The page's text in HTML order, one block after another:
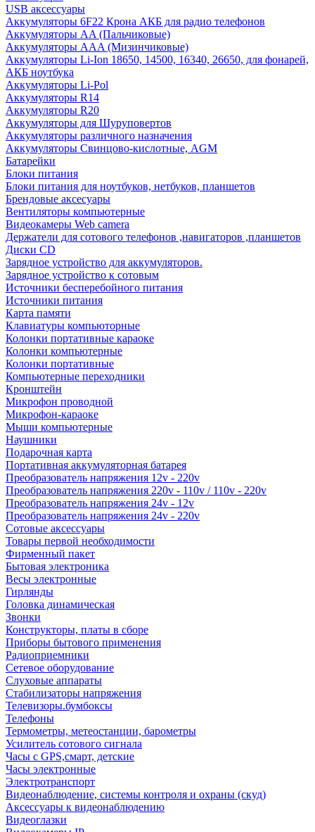
USB аксессуары
Аккумуляторы 6F22 Крона АКБ для радио телефонов
Аккумуляторы AA (Пальчиковые)
Аккумуляторы AAA (Мизинчиковые)
Аккумуляторы Li-Ion 18650, 14500, 16340, 26650, для фонарей,
АКБ ноутбука
Аккумуляторы Li-Pol
Аккумуляторы R14
Аккумуляторы R20
Аккумуляторы для Шуруповертов
Аккумуляторы различного назначения
Аккумуляторы Свинцово-кислотные, AGM
Батарейки
Блоки питания
Блоки питания для ноутбуков, нетбуков, планшетов
Брендовые аксесуары
Вентиляторы компьютерные
Видеокамеры Web camera
Держатели для сотового телефонов ,навигаторов ,планшетов
Диски CD
Зарядное устройство для аккумуляторов.
Зарядное устройство к сотовым
Источники бесперебойного питания
Источники питания
Карта памяти
Клавиатуры компьюторные
Колонки портативные караоке
Колонки компьютерные
Колонки портативные
Компьютерные переходники
Кронштейн
Микрофон проводной
Микрофон-караоке
Мыши компьютерные
Наушники
Подарочная карта
Портативная аккумуляторная батарея
Преобразователь напряжения 12v - 220v
Преобразователь напряжения 220v - 110v / 110v - 220v
Преобразователь напряжения 24v - 12v
Преобразователь напряжения 24v - 220v
Сотовые аксессуары
Товары первой необходимости
Фирменный пакет
Бытовая электроника
Весы электронные
Гирлянды
Головка динамическая
Звонки
Конструкторы, платы в сборе
Приборы бытового применения
Радиоприемники
Сетевое оборудование
Слуховые аппараты
Стабилизаторы напряжения
Телевизоры.бумбоксы
Телефоны
Термометры, метеостанции, барометры
Усилитель сотового сигнала
Часы с GPS,смарт, детские
Часы электронные
Электротранспорт
Видеонаблюдение, системы контроля и охраны (скуд)
Аксессуары к видеонаблюдению
Видеоглазки